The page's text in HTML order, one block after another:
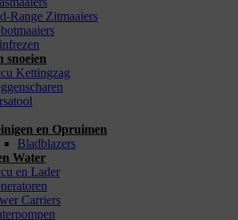
Range Zitmaaiers
snoeien
Kettingzag
en Opruimen
Bladblazers
Water
en Lader
Carriers